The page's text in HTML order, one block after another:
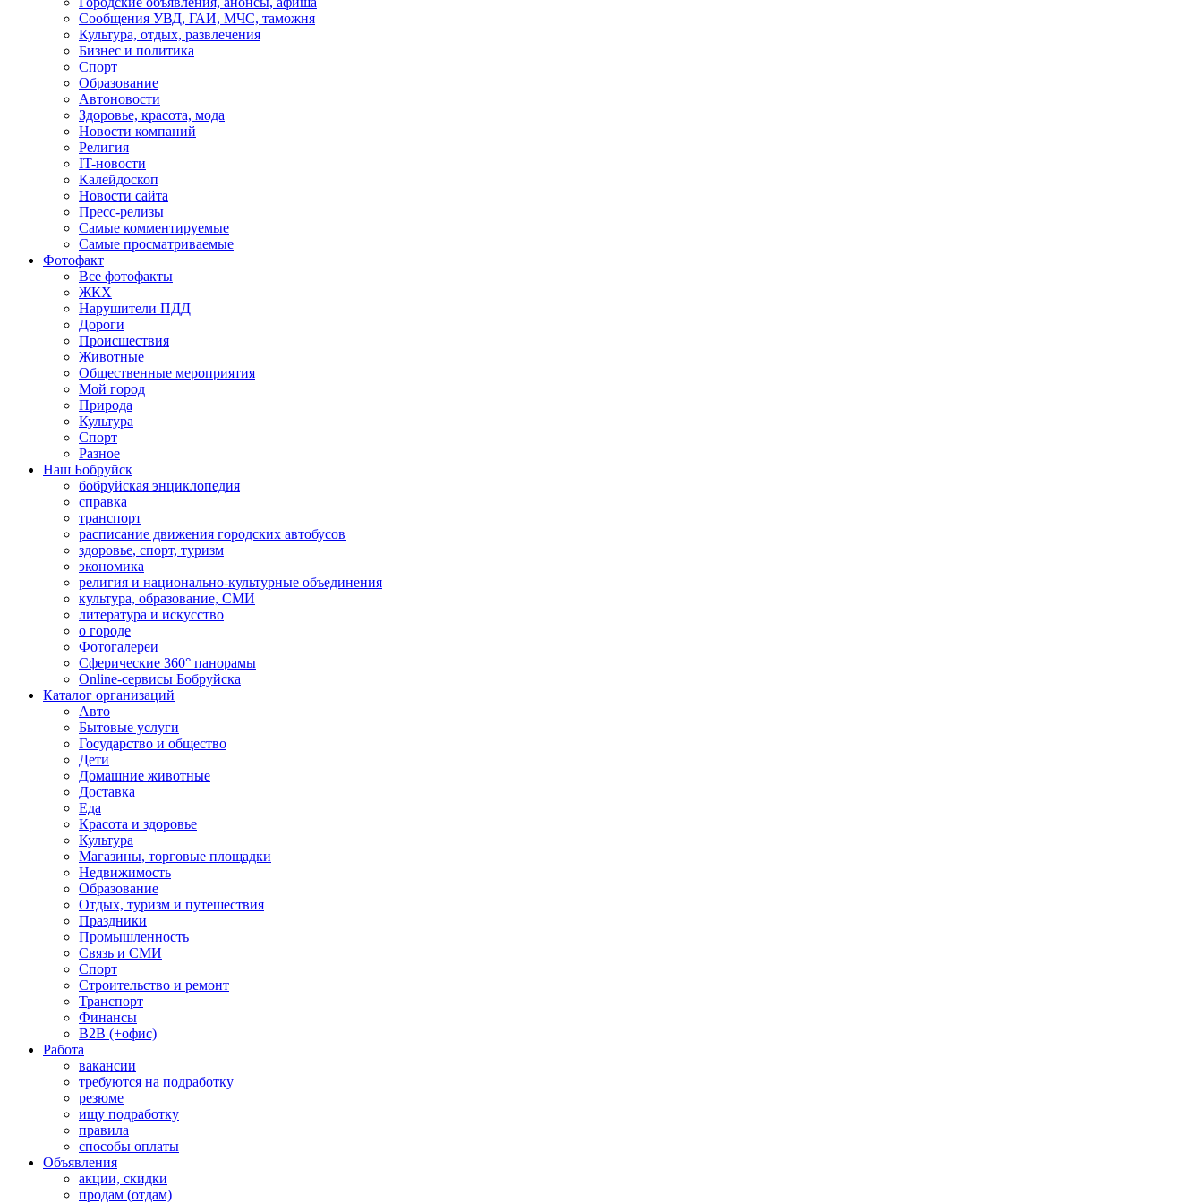
Сообщения УВД, ГАИ, МЧС, таможня
Культура, отдых, развлечения
Бизнес и политика
Спорт
Образование
Автоновости
Здоровье, красота, мода
Новости компаний
Религия
IT-новости
Калейдоскоп
Новости сайта
Пресс-релизы
Самые комментируемые
Самые просматриваемые
Фотофакт
Все фотофакты
ЖКХ
Нарушители ПДД
Дороги
Происшествия
Животные
Общественные мероприятия
Мой город
Природа
Культура
Спорт
Разное
Наш Бобруйск
бобруйская энциклопедия
справка
транспорт
расписание движения городских автобусов
здоровье, спорт, туризм
экономика
религия и национально-культурные объединения
культура, образование, СМИ
литература и искусство
о городе
Фотогалереи
Сферические 360° панорамы
Online-сервисы Бобруйска
Каталог организаций
Авто
Бытовые услуги
Государство и общество
Дети
Домашние животные
Доставка
Еда
Красота и здоровье
Культура
Магазины, торговые площадки
Недвижимость
Образование
Отдых, туризм и путешествия
Праздники
Промышленность
Связь и СМИ
Спорт
Строительство и ремонт
Транспорт
Финансы
B2B (+офис)
Работа
вакансии
требуются на подработку
резюме
ищу подработку
правила
способы оплаты
Объявления
акции, скидки
продам (отдам)